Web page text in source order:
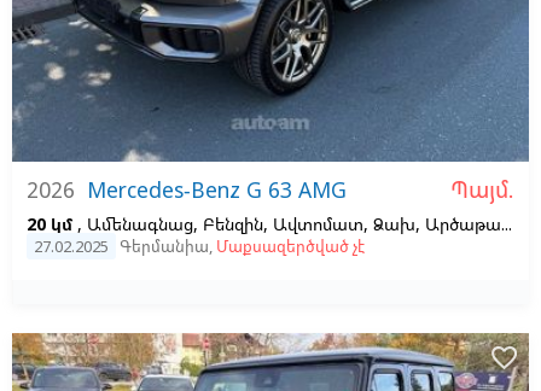
2026 Mercedes-Benz G 63 AMG Պայմ.
20 կմ , Ամենագնաց, Բենզին, Ավտոմատ, Ձախ, Արծաթագույն
27.02.2025 Գերմանիա, Մաքսազերծված չէ
favorite_border